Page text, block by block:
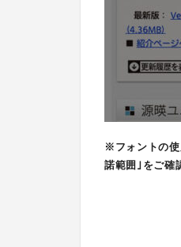
※フォントの使
諾範囲｣をご確